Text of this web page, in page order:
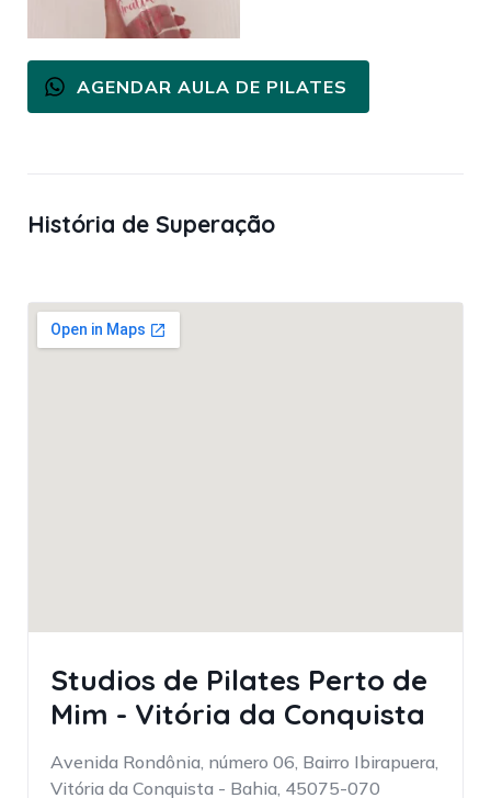
AGENDAR AULA DE PILATES
História de Superação
Studios de Pilates Perto de
Mim - Vitória da Conquista
Avenida Rondônia, número 06, Bairro Ibirapuera,
Vitória da Conquista - Bahia, 45075-070